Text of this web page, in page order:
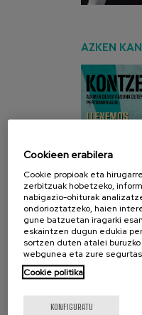
AZKEN
SARE
Cookieen erabilera
Cookie propioak eta
zerbitzuak hobetzeko,
nabigazio-ohiturak
ondorioztatzeko, haien
gune batzuetan iragarki
eskaintzen dugun edukia
sortzen duten atalei
webgunea eta zure
Cookie politika
KONFIGURATU